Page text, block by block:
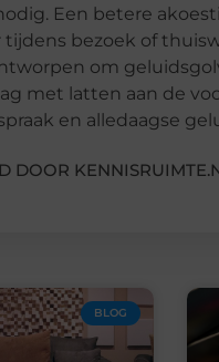
Een betere
bezoek of
om
met latten aan de
en alledaagse
DOOR
BLOG